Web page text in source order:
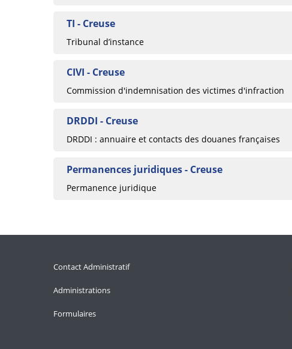
TI - Creuse
Tribunal d’instance
CIVI - Creuse
Commission d'indemnisation des victimes d'infraction
DRDDI - Creuse
DRDDI : annuaire et contacts des douanes françaises
Permanences juridiques - Creuse
Permanence juridique
Contact Administratif
Administrations
Formulaires